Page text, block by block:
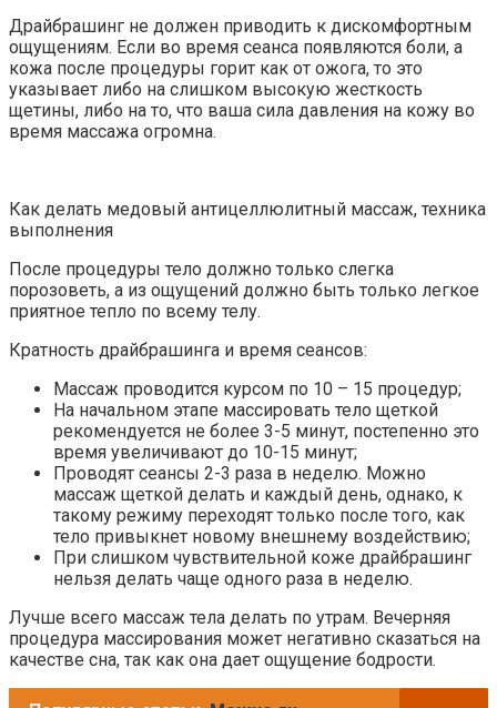
Драйбрашинг не должен приводить к дискомфортным
ощущениям. Если во время сеанса появляются боли, а
кожа после процедуры горит как от ожога, то это
указывает либо на слишком высокую жесткость
щетины, либо на то, что ваша сила давления на кожу во
время массажа огромна.
Как делать медовый антицеллюлитный массаж, техника
выполнения
После процедуры тело должно только слегка
порозоветь, а из ощущений должно быть только легкое
приятное тепло по всему телу.
Кратность драйбрашинга и время сеансов:
Массаж проводится курсом по 10 – 15 процедур;
На начальном этапе массировать тело щеткой
рекомендуется не более 3-5 минут, постепенно это
время увеличивают до 10-15 минут;
Проводят сеансы 2-3 раза в неделю. Можно
массаж щеткой делать и каждый день, однако, к
такому режиму переходят только после того, как
тело привыкнет новому внешнему воздействию;
При слишком чувствительной коже драйбрашинг
нельзя делать чаще одного раза в неделю.
Лучше всего массаж тела делать по утрам. Вечерняя
процедура массирования может негативно сказаться на
качестве сна, так как она дает ощущение бодрости.